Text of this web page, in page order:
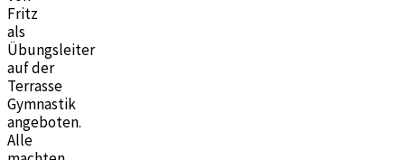
Fritz
als
Übungsleiter
auf der
Terrasse
Gymnastik
angeboten.
Alle